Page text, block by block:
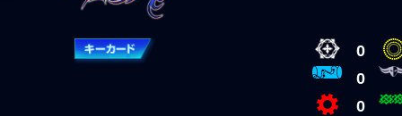
0
0
0